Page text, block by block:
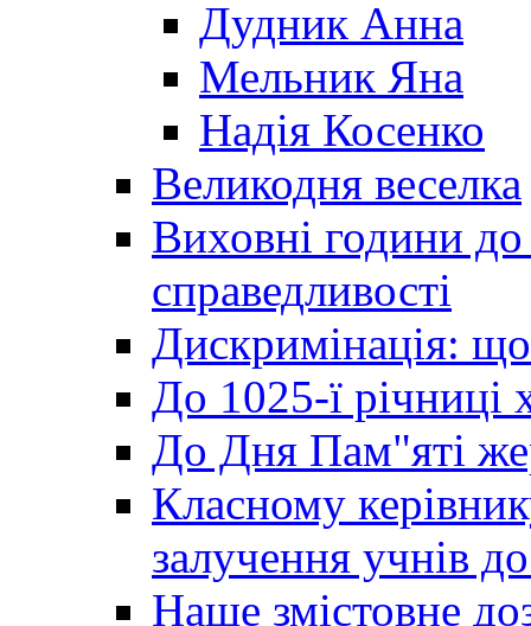
Дудник Анна
Мельник Яна
Надія Косенко
Великодня веселка
Виховні години до
справедливості
Дискримінація:
До 1025-ї річниці
До Дня Пам"яті
Класному
залучення учнів
Наше змістовне